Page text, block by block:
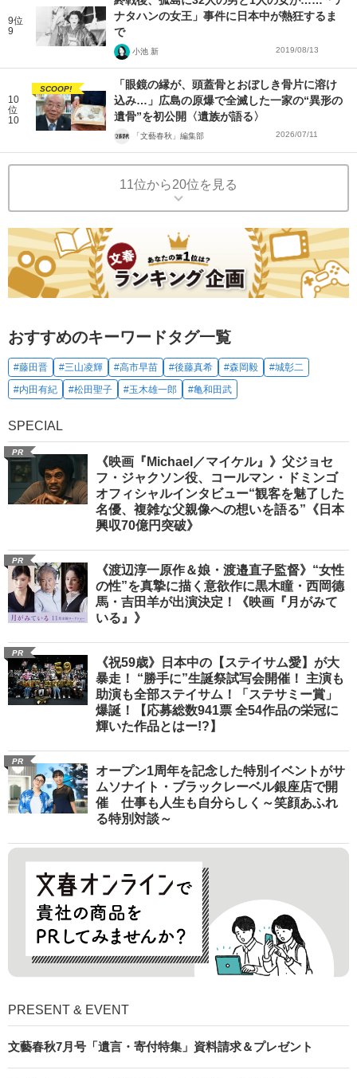
9位
9
ナタハンの女王」事件に日本中が熱狂するま
で
小池 新 2019/08/13
10
位
10
SCOOP!
「眼鏡の縁が、頭蓋骨とおぼしき骨片に溶け
込み…」広島の原爆で全滅した一家の“異形の
遺骨”を初公開〈遺族が語る〉
「文藝春秋」編集部 2026/07/11
11位から20位を見る
おすすめのキーワードタグ一覧
#藤田晋 #三山凌輝 #高市早苗 #後藤真希 #森岡毅
#城彰二
#内田有紀
#松田聖子 #玉木雄一郎 #亀和田武
SPECIAL
PR
《映画『Michael／マイケル』》父ジョセ
フ・ジャクソン役、コールマン・ドミンゴ
オフィシャルインタビュー“観客を魅了した
名優、複雑な父親像への想いを語る”《日本
興収70億円突破》
PR
《渡辺淳一原作＆娘・渡邉直子監督》“女性
の性”を真摯に描く意欲作に黒木瞳・西岡德
馬・吉田羊が出演決定！《映画『月がみて
いる』》
PR
《祝59歳》日本中の【ステイサム愛】が大
暴走！ “勝手に”生誕祭試写会開催！ 主演も
助演も全部ステイサム！「ステサミー賞」
爆誕！【応募総数941票 全54作品の栄冠に
輝いた作品とはー!?】
PR
オープン1周年を記念した特別イベントがサ
ムソナイト・ブラックレーベル銀座店で開
催 仕事も人生も自分らしく～笑顔あふれ
る特別対談～
PRESENT & EVENT
文藝春秋7月号「遺言・寄付特集」資料請求＆プレゼント